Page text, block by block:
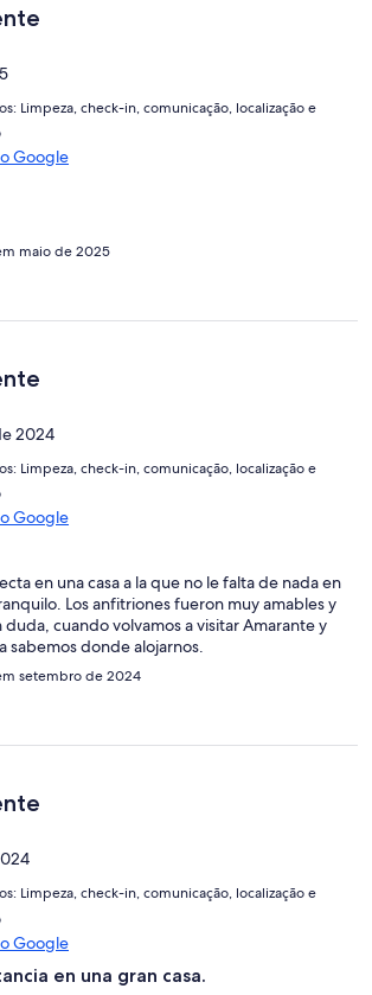
Limpeza, check-in, comunicação, localização e
Google
maio de 2025
2024
Limpeza, check-in, comunicação, localização e
Google
en una casa a la que no le falta de nada en
Los anfitriones fueron muy amables y
cuando volvamos a visitar Amarante y
sabemos donde alojarnos.
setembro de 2024
Limpeza, check-in, comunicação, localização e
Google
en una gran casa.